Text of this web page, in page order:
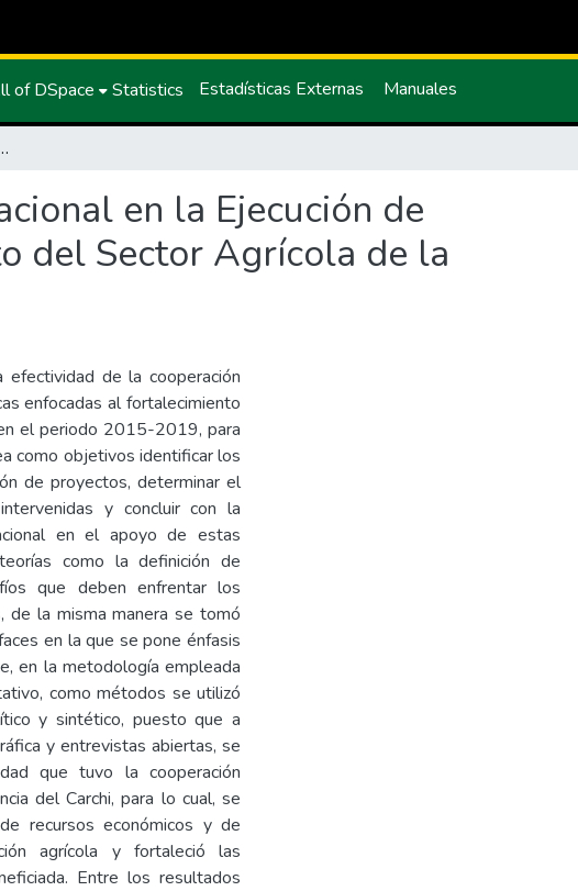
of DSpace Statistics Estadísticas Externas Manuales
del Sector Agrícola de la Provincia del Carchi, periodo 2015-2019”
en la Ejecución de
del Sector Agrícola de la
de la cooperación
enfocadas al fortalecimiento
el periodo 2015-2019, para
como objetivos identificar los
de proyectos, determinar el
y concluir con la
en el apoyo de estas
como la definición de
que deben enfrentar los
de la misma manera se tomó
en la que se pone énfasis
en la metodología empleada
como métodos se utilizó
y sintético, puesto que a
y entrevistas abiertas, se
que tuvo la cooperación
del Carchi, para lo cual, se
recursos económicos y de
agrícola y fortaleció las
Entre los resultados